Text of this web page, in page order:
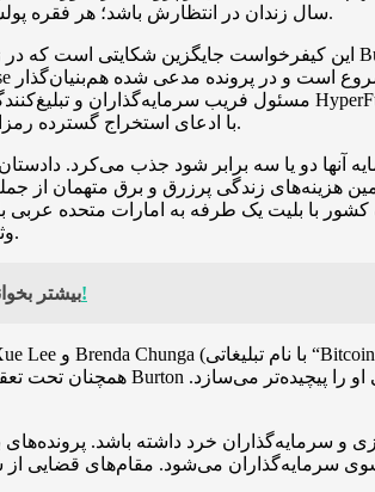
سال زندان در انتظارش باشد؛ هر فقره پولشویی تا ۱۰ سال و اتهام اداره کسب و کار انتقال پول بدون مجوز تا ۵ سال حبس دارد.
با ادعای استخراج گسترده رمزارز تأمین می‌شد که به گفته مقامات چنین عملیات معدنی وجود خارجی نداشته است.
هزینه‌های زندگی پرزرق و برق متهمان از
وثیقه او را به علت «خطر بالای فرار» رد کرد؛ او از آن زمان در بازداشت به سر می‌برد.
بیشتربایننس باز هم رکورد زد؛ جذب ۱۵ میلیارد دلار سرمایه در سه‌ماهه سوم ۲۰۲۵!
و سرمایه‌گذاران خرد داشته باشد.
سرمایه‌گذاران می‌شود. مقام‌های قضایی از